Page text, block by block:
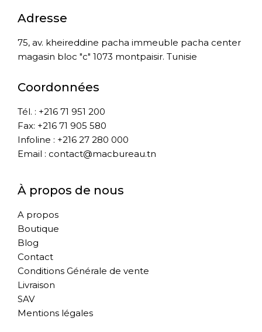
Adresse
75, av. kheireddine pacha immeuble pacha center
magasin bloc "c" 1073 montpaisir. Tunisie
Coordonnées
Tél. : +216 71 951 200
Fax: +216 71 905 580
Infoline : +216 27 280 000
Email : contact@macbureau.tn
À propos de nous
A propos
Boutique
Blog
Contact
Conditions Générale de vente
Livraison
SAV
Mentions légales